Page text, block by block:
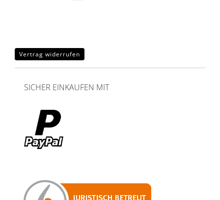
Vertrag widerrufen
SICHER EINKAUFEN MIT